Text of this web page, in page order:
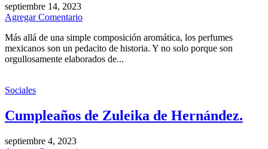
septiembre 14, 2023
Agregar Comentario
Más allá de una simple composición aromática, los perfumes
mexicanos son un pedacito de historia. Y no solo porque son
orgullosamente elaborados de...
Sociales
Cumpleaños de Zuleika de Hernández.
septiembre 4, 2023